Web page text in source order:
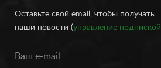
Оставьте свой email, чтобы получать
наши новости (управление подпиской